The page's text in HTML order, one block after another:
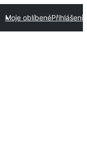
Moje oblíbenéPřihlášení